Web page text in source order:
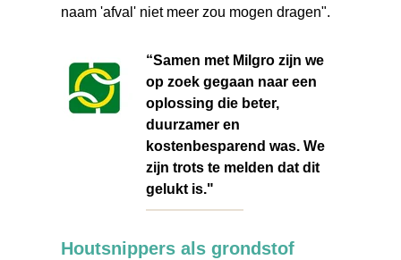
naam 'afval' niet meer zou mogen dragen".
“Samen met Milgro zijn we
op zoek gegaan naar een
oplossing die beter,
duurzamer en
kostenbesparend was. We
zijn trots te melden dat dit
gelukt is."
Houtsnippers als grondstof